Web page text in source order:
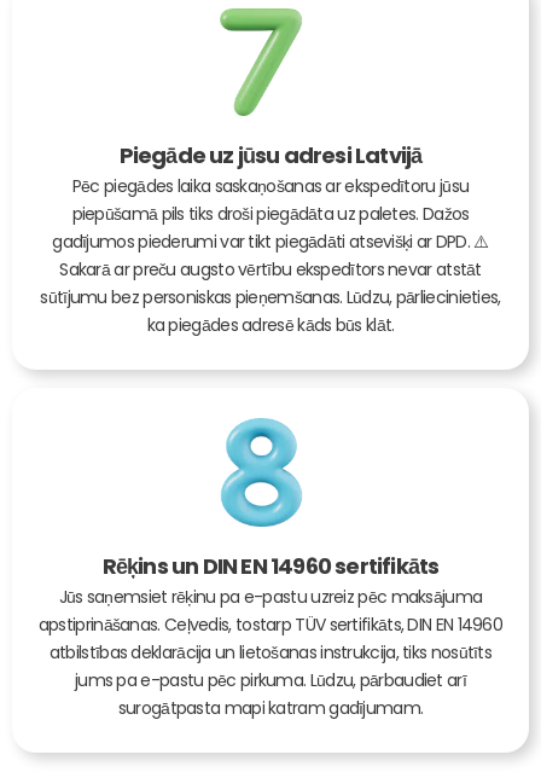
Piegāde uz jūsu adresi Latvijā
Pēc piegādes laika saskaņošanas ar ekspedītoru jūsu
piepūšamā pils tiks droši piegādāta uz paletes. Dažos
gadījumos piederumi var tikt piegādāti atsevišķi ar DPD. ⚠️
Sakarā ar preču augsto vērtību ekspedītors nevar atstāt
sūtījumu bez personiskas pieņemšanas. Lūdzu, pārliecinieties,
ka piegādes adresē kāds būs klāt.
Rēķins un DIN EN 14960 sertifikāts
Jūs saņemsiet rēķinu pa e-pastu uzreiz pēc maksājuma
apstiprināšanas. Ceļvedis, tostarp TÜV sertifikāts, DIN EN 14960
atbilstības deklarācija un lietošanas instrukcija, tiks nosūtīts
jums pa e-pastu pēc pirkuma. Lūdzu, pārbaudiet arī
surogātpasta mapi katram gadījumam.